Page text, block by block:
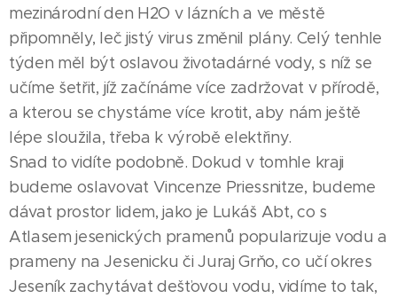
mezinárodní den H2O v lázních a ve městě
připomněly, leč jistý virus změnil plány. Celý tenhle
týden měl být oslavou životadárné vody, s níž se
učíme šetřit, jíž začínáme více zadržovat v přírodě,
a kterou se chystáme více krotit, aby nám ještě
lépe sloužila, třeba k výrobě elektřiny.
Snad to vidíte podobně. Dokud v tomhle kraji
budeme oslavovat Vincenze Priessnitze, budeme
dávat prostor lidem, jako je Lukáš Abt, co s
Atlasem jesenických pramenů popularizuje vodu a
prameny na Jesenicku či Juraj Grňo, co učí okres
Jeseník zachytávat dešťovou vodu, vidíme to tak,